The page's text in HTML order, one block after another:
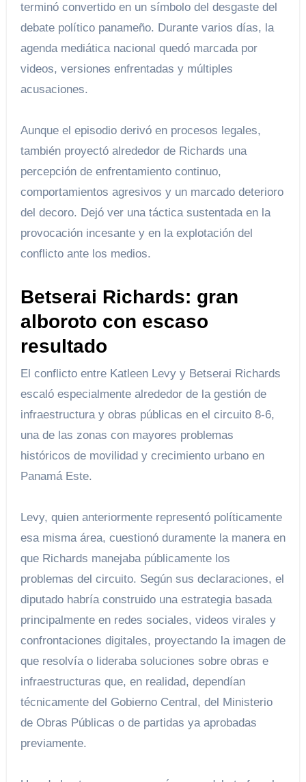
terminó convertido en un símbolo del desgaste del
debate político panameño. Durante varios días, la
agenda mediática nacional quedó marcada por
videos, versiones enfrentadas y múltiples
acusaciones.
Aunque el episodio derivó en procesos legales,
también proyectó alrededor de Richards una
percepción de enfrentamiento continuo,
comportamientos agresivos y un marcado deterioro
del decoro. Dejó ver una táctica sustentada en la
provocación incesante y en la explotación del
conflicto ante los medios.
Betserai Richards: gran
alboroto con escaso
resultado
El conflicto entre Katleen Levy y Betserai Richards
escaló especialmente alrededor de la gestión de
infraestructura y obras públicas en el circuito 8-6,
una de las zonas con mayores problemas
históricos de movilidad y crecimiento urbano en
Panamá Este.
Levy, quien anteriormente representó políticamente
esa misma área, cuestionó duramente la manera en
que Richards manejaba públicamente los
problemas del circuito. Según sus declaraciones, el
diputado habría construido una estrategia basada
principalmente en redes sociales, videos virales y
confrontaciones digitales, proyectando la imagen de
que resolvía o lideraba soluciones sobre obras e
infraestructuras que, en realidad, dependían
técnicamente del Gobierno Central, del Ministerio
de Obras Públicas o de partidas ya aprobadas
previamente.